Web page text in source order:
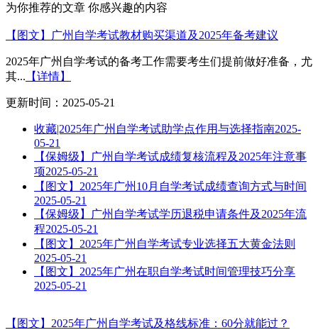
为你推荐的文章 你感兴趣的内容
【图文】广州自学考试教材购买渠道及2025年备考建议
2025年广州自学考试的备考工作需要考生们提前做好准备，尤
其... 【详情】
更新时间：2025-05-21
收藏|2025年广州自学考试助学点作用与选择指南2025-
05-21
【保姆级】广州自学考试成绩复核流程及2025年注意事
项2025-05-21
【图文】2025年广州10月自学考试成绩查询方式与时间
2025-05-21
【保姆级】广州自学考试学历退税申请条件及2025年流
程2025-05-21
【图文】2025年广州自学考试专业选择五大黄金法则
2025-05-21
【图文】2025年广州在职自学考试时间管理技巧分享
2025-05-21
【图文】2025年广州自学考试及格线标准：60分就能过？